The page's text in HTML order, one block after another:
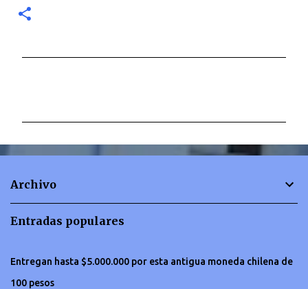
n
Archivo
Entradas populares
Entregan hasta $5.000.000 por esta antigua moneda chilena de
100 pesos